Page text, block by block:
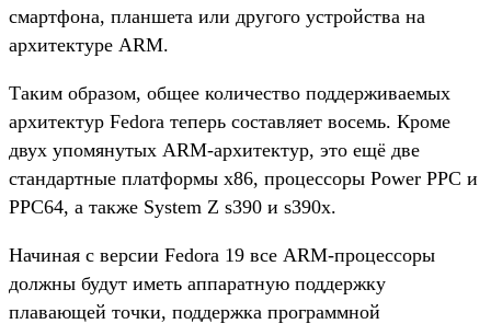
смартфона, планшета или другого устройства на
архитектуре ARM.
Таким образом, общее количество поддерживаемых
архитектур Fedora теперь составляет восемь. Кроме
двух упомянутых ARM-архитектур, это ещё две
стандартные платформы x86, процессоры Power PPC и
PPC64, а также System Z s390 и s390x.
Начиная с версии Fedora 19 все ARM-процессоры
должны будут иметь аппаратную поддержку
плавающей точки, поддержка программной